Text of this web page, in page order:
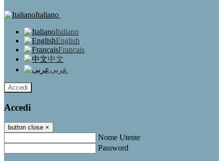
Italiano
Italiano
English
Français
中文
عربى
Accedi
Accedi
button close ×
Nome Utente
Password